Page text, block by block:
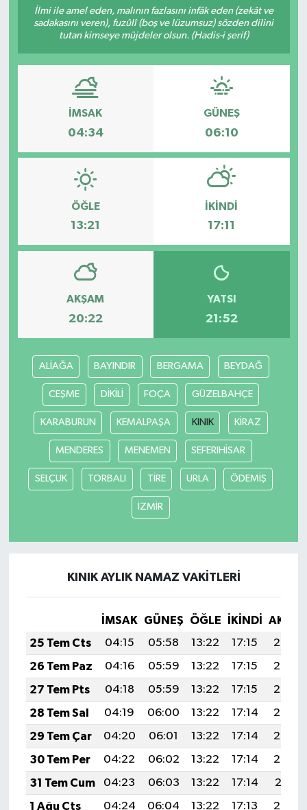
İlmi ile amel eden, malının fazlasını infâk eden (zekât ve
sadakasını veren), fuzûlî (boş ve lüzumsuz) sözden dilini
tutan kimseye müjdeler olsun. (Hadis-i şerif)
İMSAK
04:34
GÜNEŞ
06:10
ÖĞLE
13:21
İKINDI
17:11
AKŞAM
20:22
YATSI
21:52
ALİAĞA BAYINDIR BERGAMA BEYDAĞ
CEŞME DİKİLİ FOÇA GÜZELBAHÇE
KARABURUN KEMALPAŞA KINIK KİRAZ
MENDERES MENEMEN SEFERIHİSAR
SELÇUK TORBALI TİRE URLA ÖDEMİŞ
İZMİR
KINIK AYLIK NAMAZ VAKITLERI
İMSAK GÜNEŞ ÖĞLE İKINDI
25 Tem Cts
04:15 05:58 13:22 17:15
20:36
26 Tem Paz
04:16 05:59 13:22 17:15
20:36
27 Tem Pts
04:18 05:59 13:22 17:15
20:35
28 Tem Sal
04:19 06:00 13:22 17:14
20:34
29 Tem Çar
04:20 06:01 13:22 17:14
20:33
30 Tem Per
04:22 06:02 13:22 17:14
20:32
31 Tem Cum
04:23 06:03 13:22 17:14
20:31
1 Ağu Cts
04:24 06:04 13:22 17:13
20:30
Resmi İlanlar